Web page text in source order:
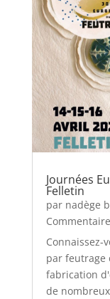
Journées
Felletin
par nadège
Commentaire
Connaissez-
par feutrage
fabrication
de